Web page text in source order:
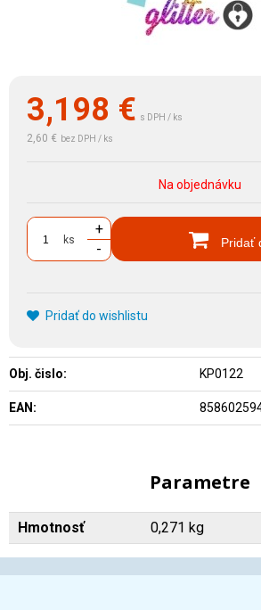
3,198 € s DPH / ks
2,60 € bez DPH / ks
Na objednávku
ks
+
-
Pridať
Pridať do wishlistu
Obj. čislo: KP0122
EAN:
Parametre
Hmotnosť 0,271 kg